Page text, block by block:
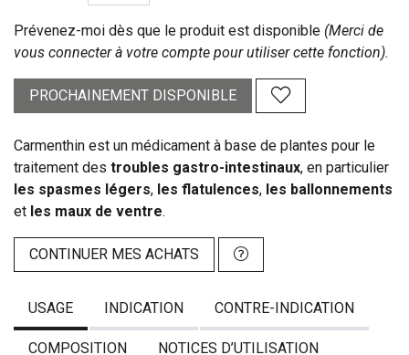
Prévenez-moi dès que le produit est disponible (Merci de
vous connecter à votre compte pour utiliser cette fonction).
PROCHAINEMENT DISPONIBLE
Carmenthin est un médicament à base de plantes pour le
traitement des troubles gastro-intestinaux, en particulier
les spasmes légers, les flatulences, les ballonnements
et les maux de ventre.
CONTINUER MES ACHATS
USAGE INDICATION CONTRE-INDICATION
COMPOSITION NOTICES D’UTILISATION